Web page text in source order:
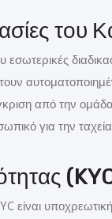
του
εσωτερικές
από την
για την
είναι